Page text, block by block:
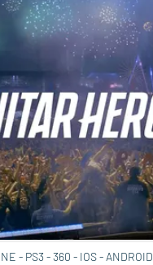
- PS3 - 360 - IOS - ANDROID